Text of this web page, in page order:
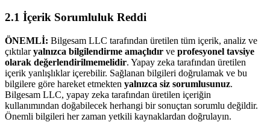
2.1 İçerik Sorumluluk Reddi
ÖNEMLİ: Bilgesam LLC tarafından üretilen tüm içerik, analiz ve
çıktılaryalnızca bilgilendirme amaçlıdır ve profesyonel tavsiye
olarak değerlendirilmemelidir. Yapay zeka tarafından üretilen
içerik yanlışlıklar içerebilir. Sağlanan bilgileri doğrulamak ve bu
bilgilere göre hareket etmekten yalnızca siz sorumlusunuz.
Bilgesam LLC, yapay zeka tarafından üretilen içeriğin
kullanımından doğabilecek herhangi bir sonuçtan sorumlu değildir.
Önemli bilgileri her zaman yetkili kaynaklardan doğrulayın.